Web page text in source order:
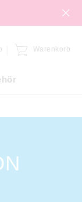
Warenkorb